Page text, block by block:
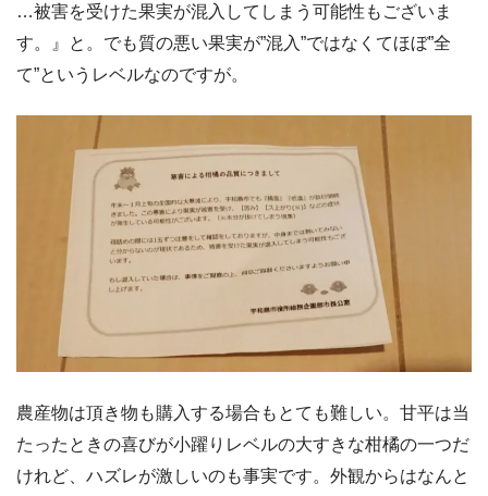
…被害を受けた果実が混入してしまう可能性もございま
す。』と。でも質の悪い果実が”混入”ではなくてほぼ”全
て”というレベルなのですが。
農産物は頂き物も購入する場合もとても難しい。甘平は当
たったときの喜びが小躍りレベルの大すきな柑橘の一つだ
けれど、ハズレが激しいのも事実です。外観からはなんと